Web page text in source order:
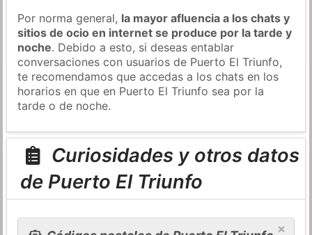
Por norma general, la mayor afluencia a los chats y
sitios de ocio en internet se produce por la tarde y
noche. Debido a esto, si deseas entablar
conversaciones con usuarios de Puerto El Triunfo,
te recomendamos que accedas a los chats en los
horarios en que en Puerto El Triunfo sea por la
tarde o de noche.
Curiosidades y otros datos
de Puerto El Triunfo
×